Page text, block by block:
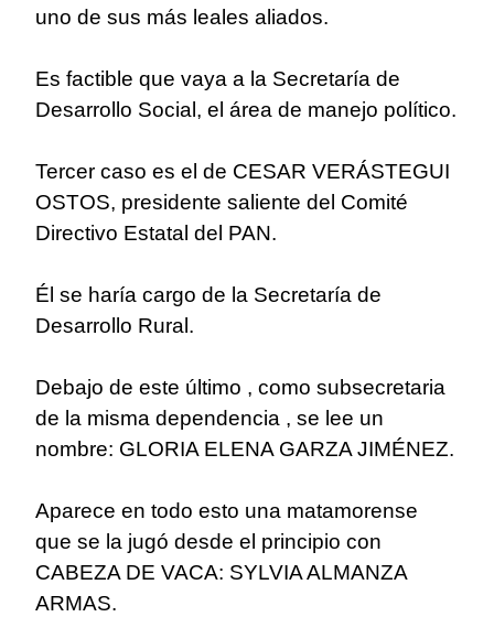
uno de sus más leales aliados.
Es factible que vaya a la Secretaría de
Desarrollo Social, el área de manejo político.
Tercer caso es el de CESAR VERÁSTEGUI
OSTOS, presidente saliente del Comité
Directivo Estatal del PAN.
Él se haría cargo de la Secretaría de
Desarrollo Rural.
Debajo de este último , como subsecretaria
de la misma dependencia , se lee un
nombre: GLORIA ELENA GARZA JIMÉNEZ.
Aparece en todo esto una matamorense
que se la jugó desde el principio con
CABEZA DE VACA: SYLVIA ALMANZA
ARMAS.